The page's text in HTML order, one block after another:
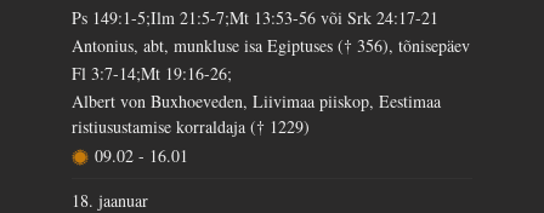
Ps 149:1-5;Ilm 21:5-7;Mt 13:53-56 või Srk 24:17-21
Antonius, abt, munkluse isa Egiptuses († 356), tõnisepäev
Fl 3:7-14;Mt 19:16-26;
Albert von Buxhoeveden, Liivimaa piiskop, Eestimaa
ristiusustamise korraldaja († 1229)
09.02 - 16.01
18. jaanuar